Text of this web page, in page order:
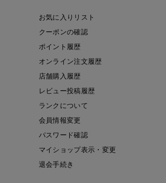
お気に入りリスト
クーポンの確認
ポイント履歴
オンライン注文履歴
店舗購入履歴
レビュー投稿履歴
ランクについて
会員情報変更
パスワード確認
マイショップ表示・変更
退会手続き